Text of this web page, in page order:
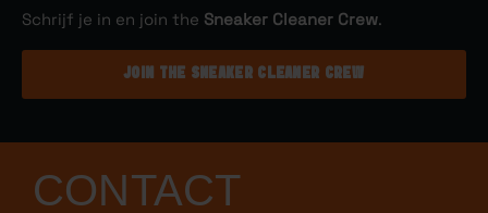
Schrijf je in en join the Sneaker Cleaner Crew.
JOIN THE SNEAKER CLEANER CREW
CONTACT